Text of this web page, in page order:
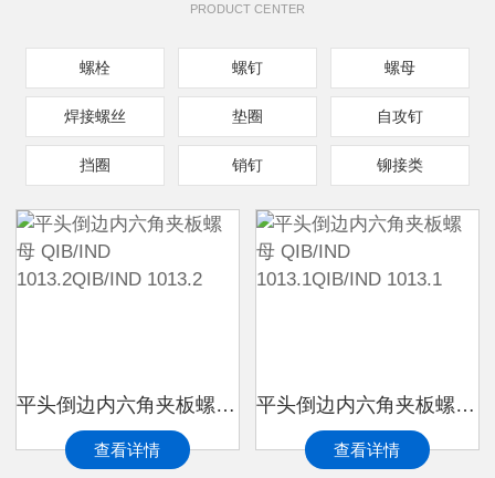
PRODUCT CENTER
螺栓 螺钉 螺母
焊接螺丝 垫圈 自攻钉
挡圈 销钉 铆接类
平头倒边内六角夹板螺母 QIB/IND 1013.2QIB/IND 1013.2
查看详情
平头倒边内六角夹板螺母 QIB/IND 1013.1QIB/IND 1013.1
查看详情